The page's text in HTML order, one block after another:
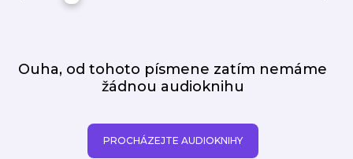
Ouha, od tohoto písmene zatím nemáme
žádnou audioknihu
PROCHÁZEJTE AUDIOKNIHY